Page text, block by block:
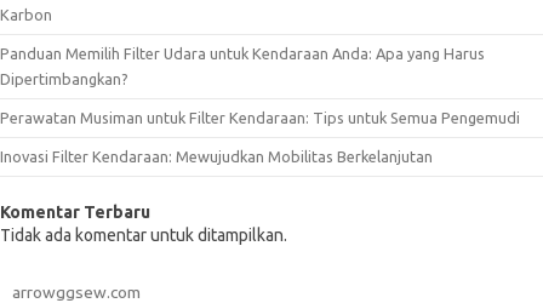
Karbon
Panduan Memilih Filter Udara untuk Kendaraan Anda: Apa yang Harus
Dipertimbangkan?
Perawatan Musiman untuk Filter Kendaraan: Tips untuk Semua Pengemudi
Inovasi Filter Kendaraan: Mewujudkan Mobilitas Berkelanjutan
Komentar Terbaru
Tidak ada komentar untuk ditampilkan.
arrowggsew.com